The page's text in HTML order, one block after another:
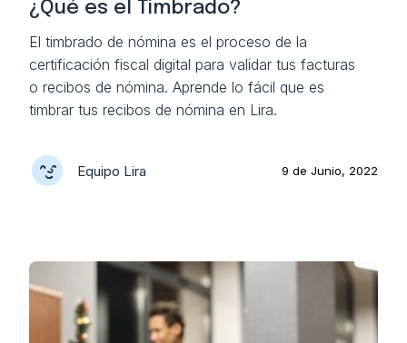
¿Qué es el Timbrado?
El timbrado de nómina es el proceso de la
certificación fiscal digital para validar tus facturas
o recibos de nómina. Aprende lo fácil que es
timbrar tus recibos de nómina en Lira.
Equipo Lira 9 de Junio, 2022